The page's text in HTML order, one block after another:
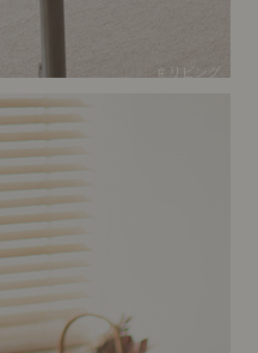
# リビング